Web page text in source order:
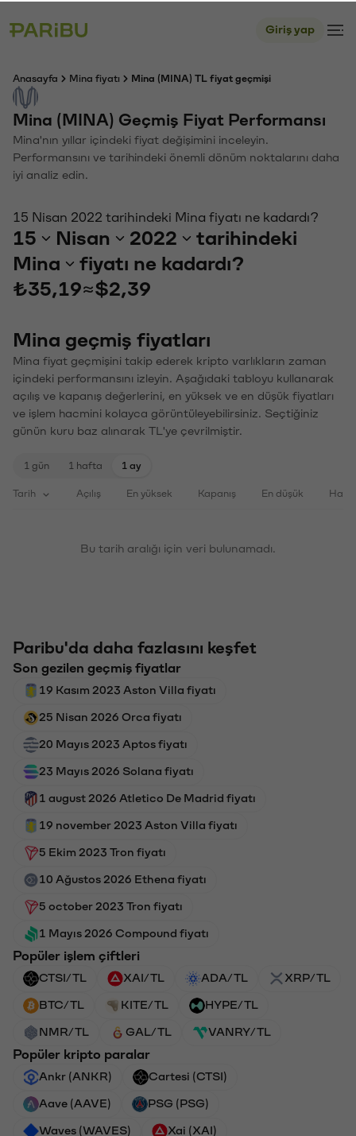
Giriş yap
Anasayfa Mina fiyatı Mina (MINA) TL fiyat geçmişi
Mina (MINA) Geçmiş Fiyat Performansı
Mina'nın yıllar içindeki fiyat değişimini inceleyin.
Performansını ve tarihindeki önemli dönüm noktalarını daha
iyi analiz edin.
15 Nisan 2022 tarihindeki Mina fiyatı ne kadardı?
15 Nisan 2022
tarihindeki
Mina
fiyatı ne kadardı?
₺35,19≈$2,39
Mina geçmiş fiyatları
Mina fiyat geçmişini takip ederek kripto varlıkların zaman
içindeki performansını izleyin. Aşağıdaki tabloyu kullanarak
açılış ve kapanış değerlerini, en yüksek ve en düşük fiyatları
ve işlem hacmini kolayca görüntüleyebilirsiniz. Seçtiğiniz
günün kuru baz alınarak TL'ye çevrilmiştir.
1 gün 1 hafta 1 ay
Tarih Açılış En yüksek Kapanış En düşük
Bu tarih aralığı için veri bulunamadı.
Paribu'da daha fazlasını keşfet
Son gezilen geçmiş fiyatlar
19 Kasım 2023 Aston Villa fiyatı
25 Nisan 2026 Orca fiyatı
20 Mayıs 2023 Aptos fiyatı
23 Mayıs 2026 Solana fiyatı
1 august 2026 Atletico De Madrid fiyatı
19 november 2023 Aston Villa fiyatı
5 Ekim 2023 Tron fiyatı
10 Ağustos 2026 Ethena fiyatı
5 october 2023 Tron fiyatı
1 Mayıs 2026 Compound fiyatı
Popüler işlem çiftleri
CTSI/TL XAI/TL ADA/TL XRP/TL
BTC/TL KITE/TL HYPE/TL
NMR/TL GAL/TL VANRY/TL
Popüler kripto paralar
Ankr (ANKR) Cartesi (CTSI)
Aave (AAVE) PSG (PSG)
Waves (WAVES) Xai (XAI)